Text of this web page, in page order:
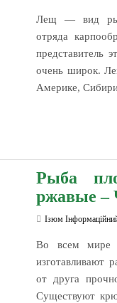
Лещ — вид рыб
отряда
представитель
очень широк.
Америке,
Рыба
ржавые –
Ізюм
Во всем мире
изготавливают
от друга
Существуют